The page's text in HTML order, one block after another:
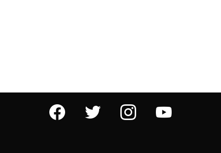
facebook twitter instagram